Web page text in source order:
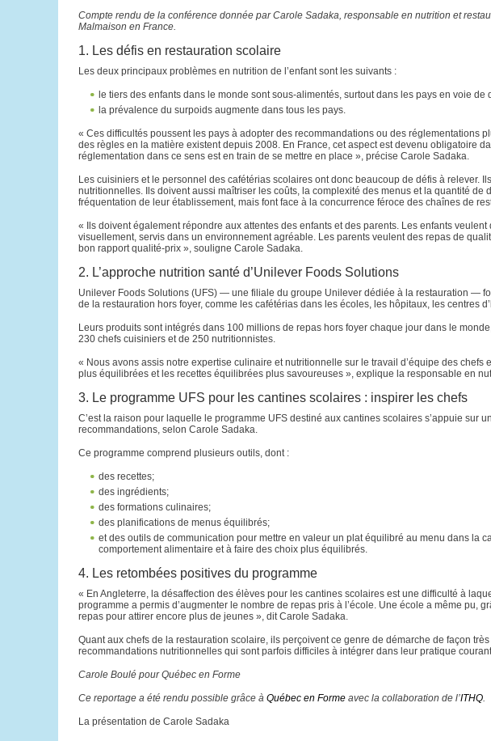
Compte rendu de la conférence donnée par Carole Sadaka, responsable en nutrition et
Malmaison en France.
1. Les défis en restauration scolaire
Les deux principaux problèmes en nutrition de l’enfant sont les suivants :
le tiers des enfants dans le monde sont sous-alimentés, surtout dans les pays en voie de
la prévalence du surpoids augmente dans tous les pays.
« Ces difficultés poussent les pays à adopter des recommandations ou des réglementations
des règles en la matière existent depuis 2008. En France, cet aspect est devenu obligatoire
réglementation dans ce sens est en train de se mettre en place », précise Carole Sadaka.
Les cuisiniers et le personnel des cafétérias scolaires ont donc beaucoup de défis à relever.
nutritionnelles. Ils doivent aussi maîtriser les coûts, la complexité des menus et la quantité
fréquentation de leur établissement, mais font face à la concurrence féroce des chaînes de
« Ils doivent également répondre aux attentes des enfants et des parents. Les enfants
visuellement, servis dans un environnement agréable. Les parents veulent des repas de
bon rapport qualité-prix », souligne Carole Sadaka.
2. L’approche nutrition santé d’Unilever Foods Solutions
Unilever Foods Solutions (UFS) — une filiale du groupe Unilever dédiée à la restauration —
de la restauration hors foyer, comme les cafétérias dans les écoles, les hôpitaux, les centres
Leurs produits sont intégrés dans 100 millions de repas hors foyer chaque jour dans le
230 chefs cuisiniers et de 250 nutritionnistes.
« Nous avons assis notre expertise culinaire et nutritionnelle sur le travail d’équipe des
plus équilibrées et les recettes équilibrées plus savoureuses », explique la responsable en
3. Le programme UFS pour les cantines scolaires : inspirer les chefs
C’est la raison pour laquelle le programme UFS destiné aux cantines scolaires s’appuie sur
recommandations, selon Carole Sadaka.
Ce programme comprend plusieurs outils, dont :
des recettes;
des ingrédients;
des formations culinaires;
des planifications de menus équilibrés;
et des outils de communication pour mettre en valeur un plat équilibré au menu dans la
comportement alimentaire et à faire des choix plus équilibrés.
4. Les retombées positives du programme
« En Angleterre, la désaffection des élèves pour les cantines scolaires est une difficulté à
programme a permis d’augmenter le nombre de repas pris à l’école. Une école a même pu,
repas pour attirer encore plus de jeunes », dit Carole Sadaka.
Quant aux chefs de la restauration scolaire, ils perçoivent ce genre de démarche de façon
recommandations nutritionnelles qui sont parfois difficiles à intégrer dans leur pratique
Carole Boulé pour Québec en Forme
Ce reportage a été rendu possible grâce à Québec en Forme avec la collaboration de l’ITHQ.
La présentation de Carole Sadaka